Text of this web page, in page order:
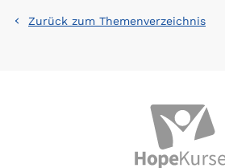
Zurück zum Themenverzeichnis